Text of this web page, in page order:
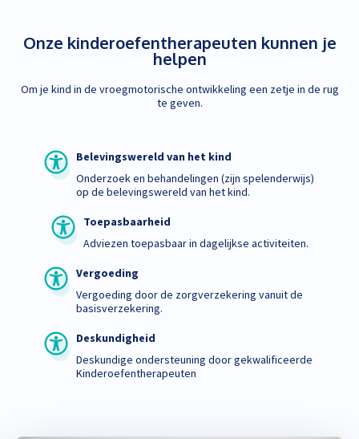
Onze kinderoefentherapeuten kunnen je
helpen
Om je kind in de vroegmotorische ontwikkeling een zetje in de rug
te geven.
Belevingswereld van het kind
Onderzoek en behandelingen (zijn spelenderwijs)
op de belevingswereld van het kind.
Toepasbaarheid
Adviezen toepasbaar in dagelijkse activiteiten.
Vergoeding
Vergoeding door de zorgverzekering vanuit de
basisverzekering.
Deskundigheid
Deskundige ondersteuning door gekwalificeerde
Kinderoefentherapeuten